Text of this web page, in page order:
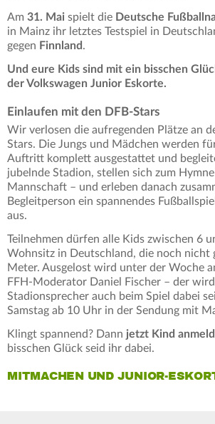
Am 31. Mai spielt die Deutsche
in Mainz ihr letztes Testspiel in
gegen Finnland .
Und eure Kids sind mit ein bisschen
der Volkswagen Junior Eskorte.
Einlaufen mit den DFB-Stars
Wir verlosen die aufregenden Plätze an
Stars. Die Jungs und Mädchen werden
Auftritt komplett ausgestattet und
jubelnde Stadion, stellen sich zum
Mannschaft – und erleben danach
Begleitperson ein spannendes
aus.
Teilnehmen dürfen alle Kids zwischen 6
Wohnsitz in Deutschland, die noch nicht
Meter. Ausgelost wird unter der Woche
FFH-Moderator Daniel Fischer – der
Stadionsprecher auch beim Spiel dabei
Samstag ab 10 Uhr in der Sendung mit
Klingt spannend? Dann jetzt Kind
bisschen Glück seid ihr dabei.
MITMACHEN UND JUNIOR-